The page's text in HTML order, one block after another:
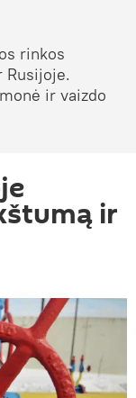
rinkos
Rusijoje.
ir vaizdo
ir